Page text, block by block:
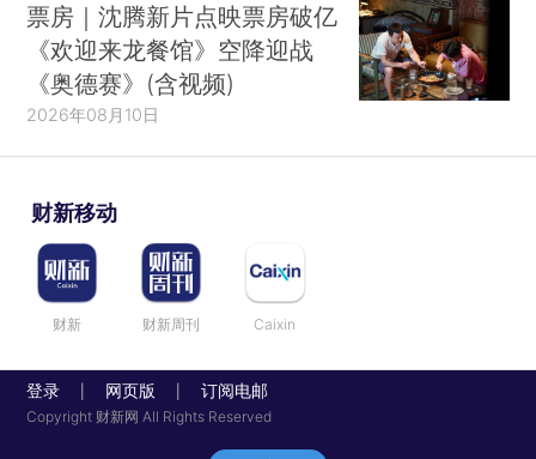
票房｜沈腾新片点映票房破亿
《欢迎来龙餐馆》空降迎战
《奥德赛》(含视频)
2026年08月10日
财新移动
财新 财新周刊 Caixin
登录 网页版 订阅电邮
Copyright 财新网 All Rights Reserved